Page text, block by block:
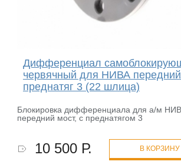
Дифференциал
червячный для НИВА
преднатяг 3 (22 шлица)
Блокировка дифференциала для а/м
передний мост, с преднатягом 3
10 500 Р. В КОРЗИНУ